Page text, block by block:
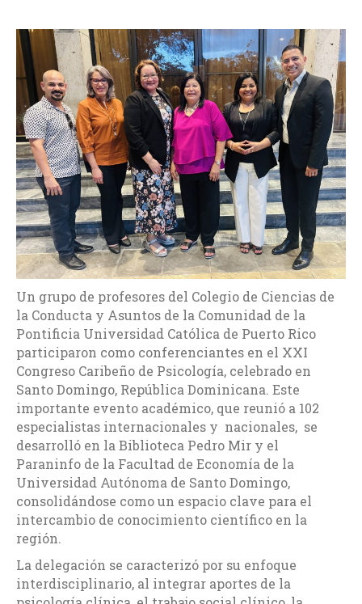
Un grupo de profesores del Colegio de Ciencias de
la Conducta y Asuntos de la Comunidad de la
Pontificia Universidad Católica de Puerto Rico
participaron como conferenciantes en el XXI
Congreso Caribeño de Psicología, celebrado en
Santo Domingo, República Dominicana. Este
importante evento académico, que reunió a 102
especialistas internacionales y nacionales, se
desarrolló en la Biblioteca Pedro Mir y el
Paraninfo de la Facultad de Economía de la
Universidad Autónoma de Santo Domingo,
consolidándose como un espacio clave para el
intercambio de conocimiento científico en la
región.
La delegación se caracterizó por su enfoque
interdisciplinario, al integrar aportes de la